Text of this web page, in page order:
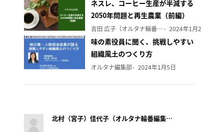
ネスレ、コーヒー生産が半減する
2050年問題と再生農業（前編）
吉田 広子（オルタナ輪番編集長） 2024年1月29日
味の素役員に聞く、挑戦しやすい
組織風土のつくり方
オルタナ編集部 2024年1月5日
北村（宮子）佳代子（オルタナ輪番編集長）